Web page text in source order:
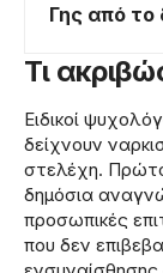
Γης από το
Τι
Ειδικοί
δείχνουν
στελέχη.
δημόσια
προσωπικές
που δεν